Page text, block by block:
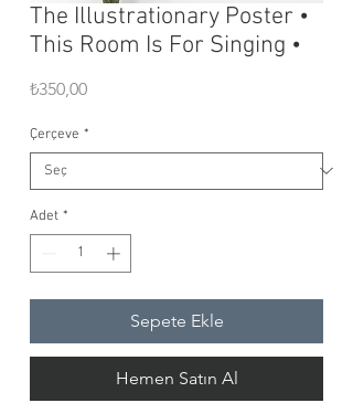
The Illustrationary Poster •
This Room Is For Singing •
₺350,00Fiyat
Çerçeve *
Adet *
Sepete Ekle
Hemen Satın Al